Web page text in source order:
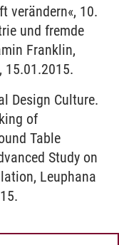
verändern«, 10.
und fremde
Franklin,
15.01.2015.
Design Culture.
of
Table
Study on
Leuphana